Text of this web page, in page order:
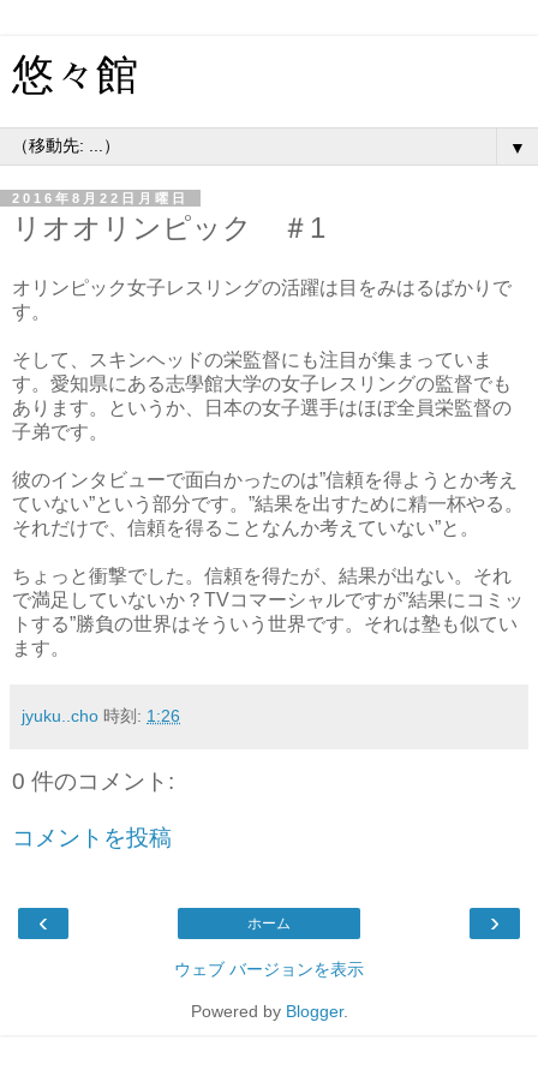
悠々館
▼
2016年8月22日月曜日
リオオリンピック ＃1
オリンピック女子レスリングの活躍は目をみはるばかりで
す。
そして、スキンヘッドの栄監督にも注目が集まっていま
す。愛知県にある志學館大学の女子レスリングの監督でも
あります。というか、日本の女子選手はほぼ全員栄監督の
子弟です。
彼のインタビューで面白かったのは”信頼を得ようとか考え
ていない”という部分です。”結果を出すために精一杯やる。
それだけで、信頼を得ることなんか考えていない”と。
ちょっと衝撃でした。信頼を得たが、結果が出ない。それ
で満足していないか？TVコマーシャルですが”結果にコミッ
トする”勝負の世界はそういう世界です。それは塾も似てい
ます。
jyuku..cho 時刻: 1:26
0 件のコメント:
コメントを投稿
‹ ›
ホーム
ウェブ バージョンを表示
Powered by Blogger.